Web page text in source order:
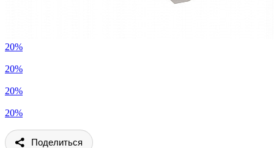
20%
20%
20%
20%
Поделиться